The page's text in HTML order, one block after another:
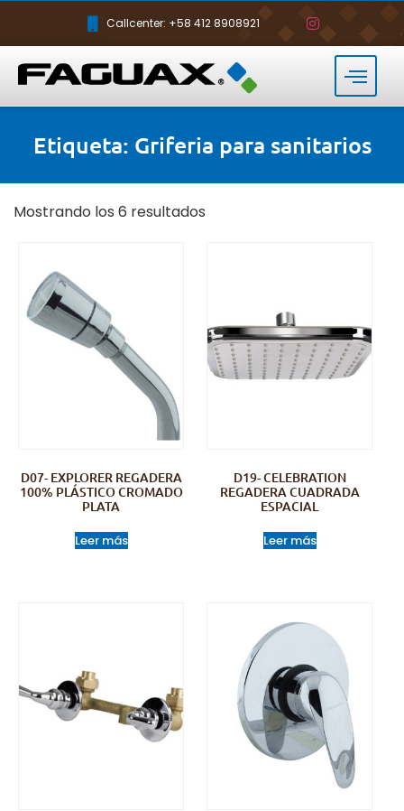
Callcenter: +58 412 8908921
Etiqueta: Griferia para sanitarios
Mostrando los 6 resultados
D07- EXPLORER REGADERA
100% PLÁSTICO CROMADO
PLATA
Leer más
D19- CELEBRATION
REGADERA CUADRADA
ESPACIAL
Leer más